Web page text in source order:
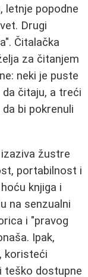
letnje popodne
Drugi
Čitalačka
za čitanjem
neki je puste
čitaju, a treći
bi pokrenuli
žustre
portabilnost i
knjiga i
na senzualni
i "pravog
Ipak,
koristeći
teško dostupne